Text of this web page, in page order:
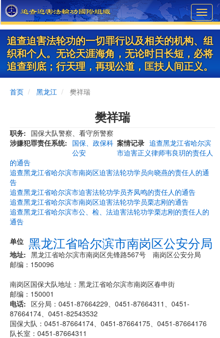
Skip
to
main
content
追查迫害法轮功的一切罪行以及相关的机构、组
织和个人。无论天涯海角，无论时日长短，必将
追查到底；行天理，再现公道，匡扶人间正义。
首页 黑龙江 樊祥瑞
樊祥瑞
职务
国保大队警察、看守所警察
涉嫌犯罪责任系统
国保、政保科
公安
案情记录 追查黑龙江省哈尔滨
市迫害正义律师韦良玥的责任人
的通告
追查黑龙江省哈尔滨市南岗区迫害法轮功学员向晓燕的责任人的通
告
追查黑龙江省哈尔滨市迫害法轮功学员齐凤鸣的责任人的通告
追查黑龙江省哈尔滨市南岗区迫害法轮功学员栗志刚的通告
追查黑龙江省哈尔滨市公、检、法迫害法轮功学栗志刚的责任人的
通告
单位 黑龙江省哈尔滨市南岗区公安分局
地址
黑龙江省哈尔滨市南岗区先锋路567号 南岗区公安分局
邮编：150096
南岗区国保大队地址：黑龙江省哈尔滨市南岗区春申街
邮编：150001
电话
区分局：0451-87664229、0451-87664311、0451-
87664174、0451-82543532
国保大队：0451-87664174、0451-87664175、0451-87664176
队长室：0451-87664311